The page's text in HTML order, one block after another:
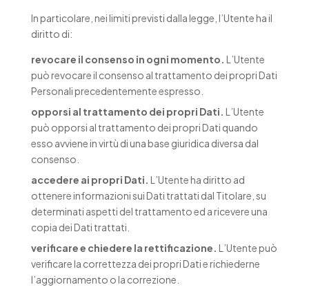
In particolare, nei limiti previsti dalla legge, l’Utente ha il
diritto di:
revocare il consenso in ogni momento. L’Utente
può revocare il consenso al trattamento dei propri Dati
Personali precedentemente espresso.
opporsi al trattamento dei propri Dati. L’Utente
può opporsi al trattamento dei propri Dati quando
esso avviene in virtù di una base giuridica diversa dal
consenso.
accedere ai propri Dati. L’Utente ha diritto ad
ottenere informazioni sui Dati trattati dal Titolare, su
determinati aspetti del trattamento ed a ricevere una
copia dei Dati trattati.
verificare e chiedere la rettificazione. L’Utente può
verificare la correttezza dei propri Dati e richiederne
l’aggiornamento o la correzione.